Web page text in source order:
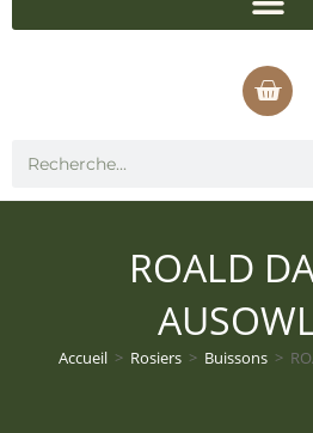
ROALD
Accueil > Rosiers > Buissons >